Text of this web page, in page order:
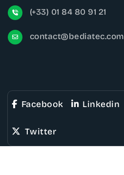
(+33) 01 84 80 91 21
contact@bediatec.com
Facebook Linkedin
Twitter